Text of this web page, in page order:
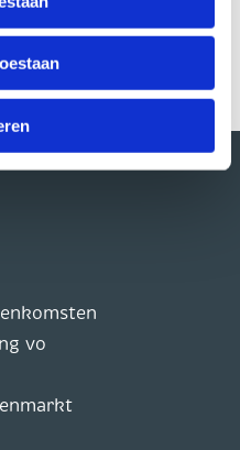
zwevende zwarte knop,
vo